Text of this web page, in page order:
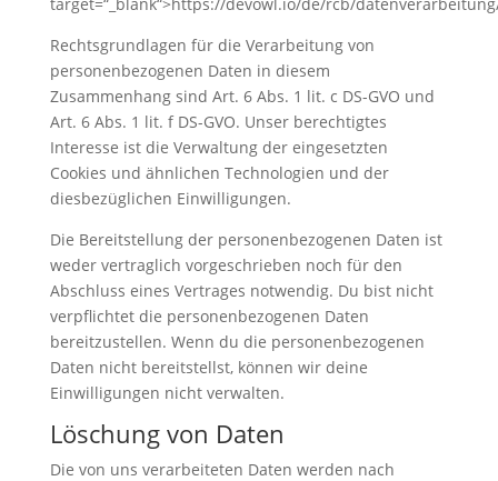
Rechtsgrundlagen für die Verarbeitung von
personenbezogenen Daten in diesem
Zusammenhang sind Art. 6 Abs. 1 lit. c DS-GVO und
Art. 6 Abs. 1 lit. f DS-GVO. Unser berechtigtes
Interesse ist die Verwaltung der eingesetzten
Cookies und ähnlichen Technologien und der
diesbezüglichen Einwilligungen.
Die Bereitstellung der personenbezogenen Daten ist
weder vertraglich vorgeschrieben noch für den
Abschluss eines Vertrages notwendig. Du bist nicht
verpflichtet die personenbezogenen Daten
bereitzustellen. Wenn du die personenbezogenen
Daten nicht bereitstellst, können wir deine
Einwilligungen nicht verwalten.
Löschung von Daten
Die von uns verarbeiteten Daten werden nach